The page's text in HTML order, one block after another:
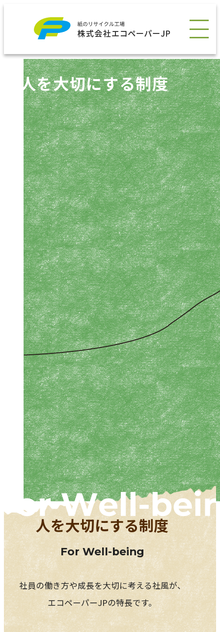
会社情報
事業・製品
サステナビリティ
News
採用情報
お問い合わせ
アクセス
人を大切にする制度
人を大切にする制度
For Well-being
社員の働き方や成長を大切に考える社風が、
エコペーパーJPの特長です。